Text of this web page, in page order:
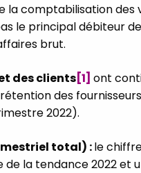
la comptabilisation des
le principal débiteur
brut.
des clients[1] ont
des fournisseurs
2022).
total) :le
la tendance 2022 et